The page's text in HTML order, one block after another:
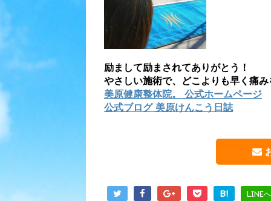
励まして励まされてありがとう！
やさしい施術で、どこよりも早く痛
美原健康整体院。 公式ホームページ
公式ブログ 美原けんこう日誌
B! LINE